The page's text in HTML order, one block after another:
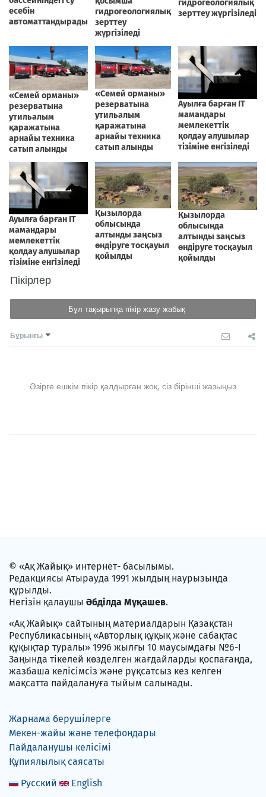
Пікірлер
Бұл тақырыпқа пікір жазу жабық
Бұрынғы
Әзірге ешкім пікір қалдырған жоқ, сіз бірінші жазыңыз
© «Ақ Жайық» интернет- басылымы.
Редакциясы Атырауда 1991 жылдың наурызында
құрылды.
Негізін қалаушы Әбділда Мұқашев.
«Ақ Жайық» сайтының материалдарын Қазақстан
Республикасының «Авторлық құқық және сабақтас
құқықтар туралы» 1996 жылғы 10 маусымдағы №6-I
Заңында тікелей көзделген жағдайларды қоспағанда,
жазбаша келісімсіз және рұқсатсыз кез келген
мақсатта пайдалануға тыйым салынады.
Жарнама берушілерге
Мекен-жайы және телефондары
Пайдаланушы келісімі
Құпиялылық саясаты
Русский
English